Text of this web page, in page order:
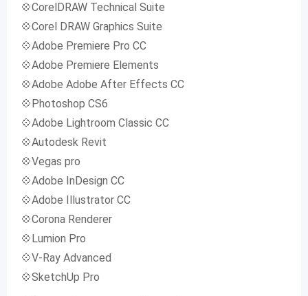
💠CorelDRAW Technical Suite
💠Corel DRAW Graphics Suite
💠Adobe Premiere Pro CC
💠Adobe Premiere Elements
💠Adobe Adobe After Effects CC
💠Photoshop CS6
💠Adobe Lightroom Classic CC
💠Autodesk Revit
💠Vegas pro
💠Adobe InDesign CC
💠Adobe Illustrator CC
💠Corona Renderer
💠Lumion Pro
💠V-Ray Advanced
💠SketchUp Pro